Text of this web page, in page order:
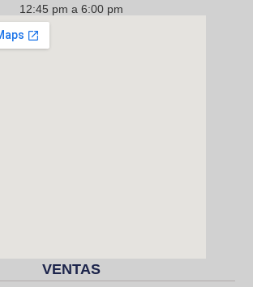
12:45 pm a 6:00 pm
968 217 912
VENTAS